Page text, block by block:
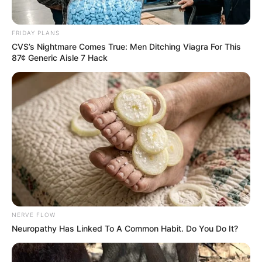
Βαρύ πένθος στην Εύβοια για αγαπημένο
καθηγητή
Την λένε «Κυκλάδες χωρίς πλοίο» και είναι 1
ώρα από Χαλκίδα – Υπερβολή ή όχι;
Θλίψη στην Εύβοια για γυναίκα
Ακολουθήστε το evianews.com στοGoogle
News
ΤΑ ΠΙΟ ΔΗΜΟΦΙΛΗ
FRIDAY PLANS
CVS’s Nightmare Comes True: Men Ditching Viagra For This
87¢ Generic Aisle 7 Hack
NERVE FLOW
Neuropathy Has Linked To A Common Habit. Do You Do It?